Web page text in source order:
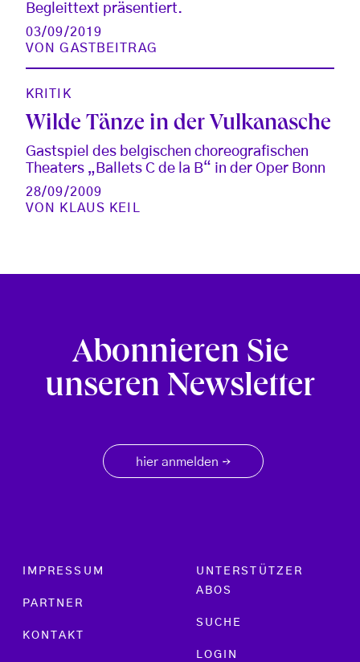
Begleittext präsentiert.
03/09/2019
VONGASTBEITRAG
KRITIK
Wilde Tänze in der Vulkanasche
Gastspiel des belgischen choreografischen
Theaters „Ballets C de la B“ in der Oper Bonn
28/09/2009
VON
KLAUS KEIL
Abonnieren Sie
unseren Newsletter
hier anmelden →
Footer menu
IMPRESSUM
PARTNER
KONTAKT
UNTERSTÜTZER
ABOS
SUCHE
LOGIN